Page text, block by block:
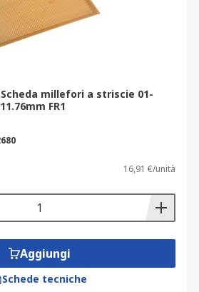
millefori a striscie 01-
FR1
16,91 €/unità
Aggiungi
Schede tecniche